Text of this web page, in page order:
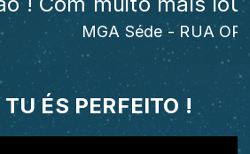
MGA Séde - RUA
ÉS PERFEITO !